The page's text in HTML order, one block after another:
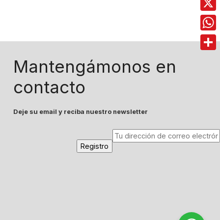
Mantengámonos en
contacto
Deje su email y reciba nuestro newsletter
X